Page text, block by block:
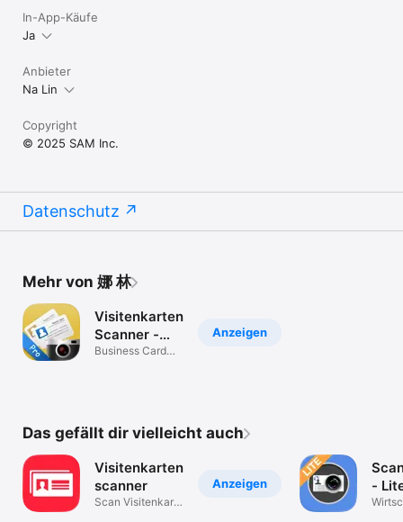
In-App-Käufe
Ja
Anbieter
Na Lin
Copyright
© 2025 SAM Inc.
Datenschutz
Mehr von 娜 林
Anzeigen
Visitenkarten
Scanner -
samcard
Business Card
Das gefällt dir vielleicht auch
Anzeigen
Visitenkarten
scanner
Scan Visitenkarte
-